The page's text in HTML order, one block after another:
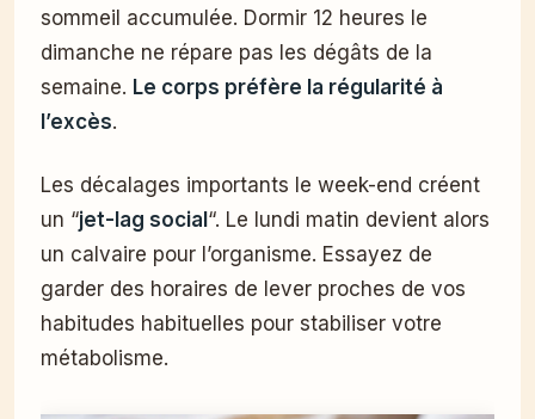
sommeil accumulée. Dormir 12 heures le
dimanche ne répare pas les dégâts de la
semaine. Le corps préfère la régularité à
l’excès.
Les décalages importants le week-end créent
un “jet-lag social “. Le lundi matin devient alors
un calvaire pour l’organisme. Essayez de
garder des horaires de lever proches de vos
habitudes habituelles pour stabiliser votre
métabolisme.